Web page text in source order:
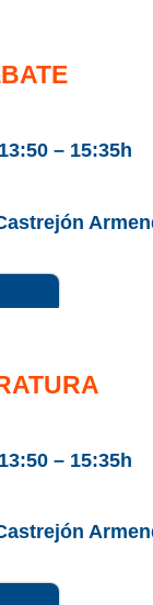
– 15:35h
– 15:35h